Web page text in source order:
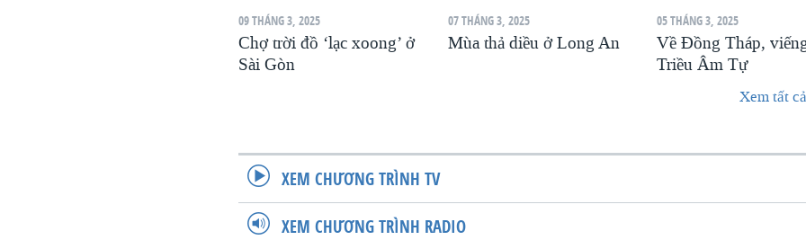
09 THÁNG 3, 2025
Chợ trời đồ ‘lạc xoong’ ở
Sài Gòn
07 THÁNG 3, 2025
Mùa thả diều ở Long An
05 THÁNG 3, 2025
Về Đồng Tháp,
Triều Âm Tự
Xem tất
XEM CHƯƠNG TRÌNH TV
XEM CHƯƠNG TRÌNH RADIO